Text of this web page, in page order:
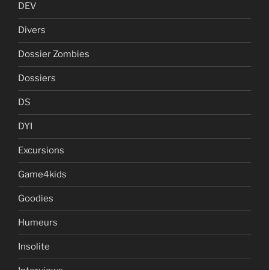
DEV
Divers
Dossier Zombies
Dossiers
DS
DYI
Excursions
Game4kids
Goodies
Humeurs
Insolite